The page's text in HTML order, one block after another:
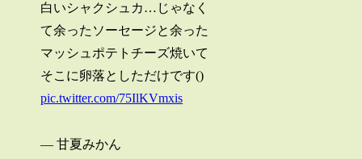
白いシャクシュカ…じゃなく
て余ったソーセージと余った
マッシュポテトチーズ焼いて
そこに卵落としただけです()
pic.twitter.com/75IlKVmxis
— 甘夏みかん